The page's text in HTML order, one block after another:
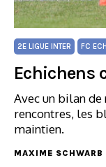
2E LIGUE INTER FC
Echichens
Avec un bilan
rencontres, les
maintien.
MAXIME SCHWARB